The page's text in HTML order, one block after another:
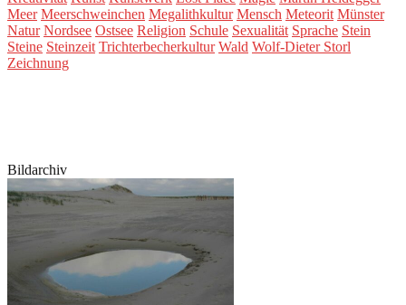
Meer Meerschweinchen Megalithkultur Mensch Meteorit Münster
Natur Nordsee Ostsee Religion Schule Sexualität Sprache Stein
Steine Steinzeit Trichterbecherkultur Wald Wolf-Dieter Storl
Zeichnung
Bildarchiv